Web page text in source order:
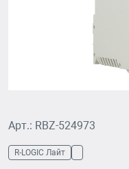
Арт.: RBZ-524973
R-LOGIC Лайт